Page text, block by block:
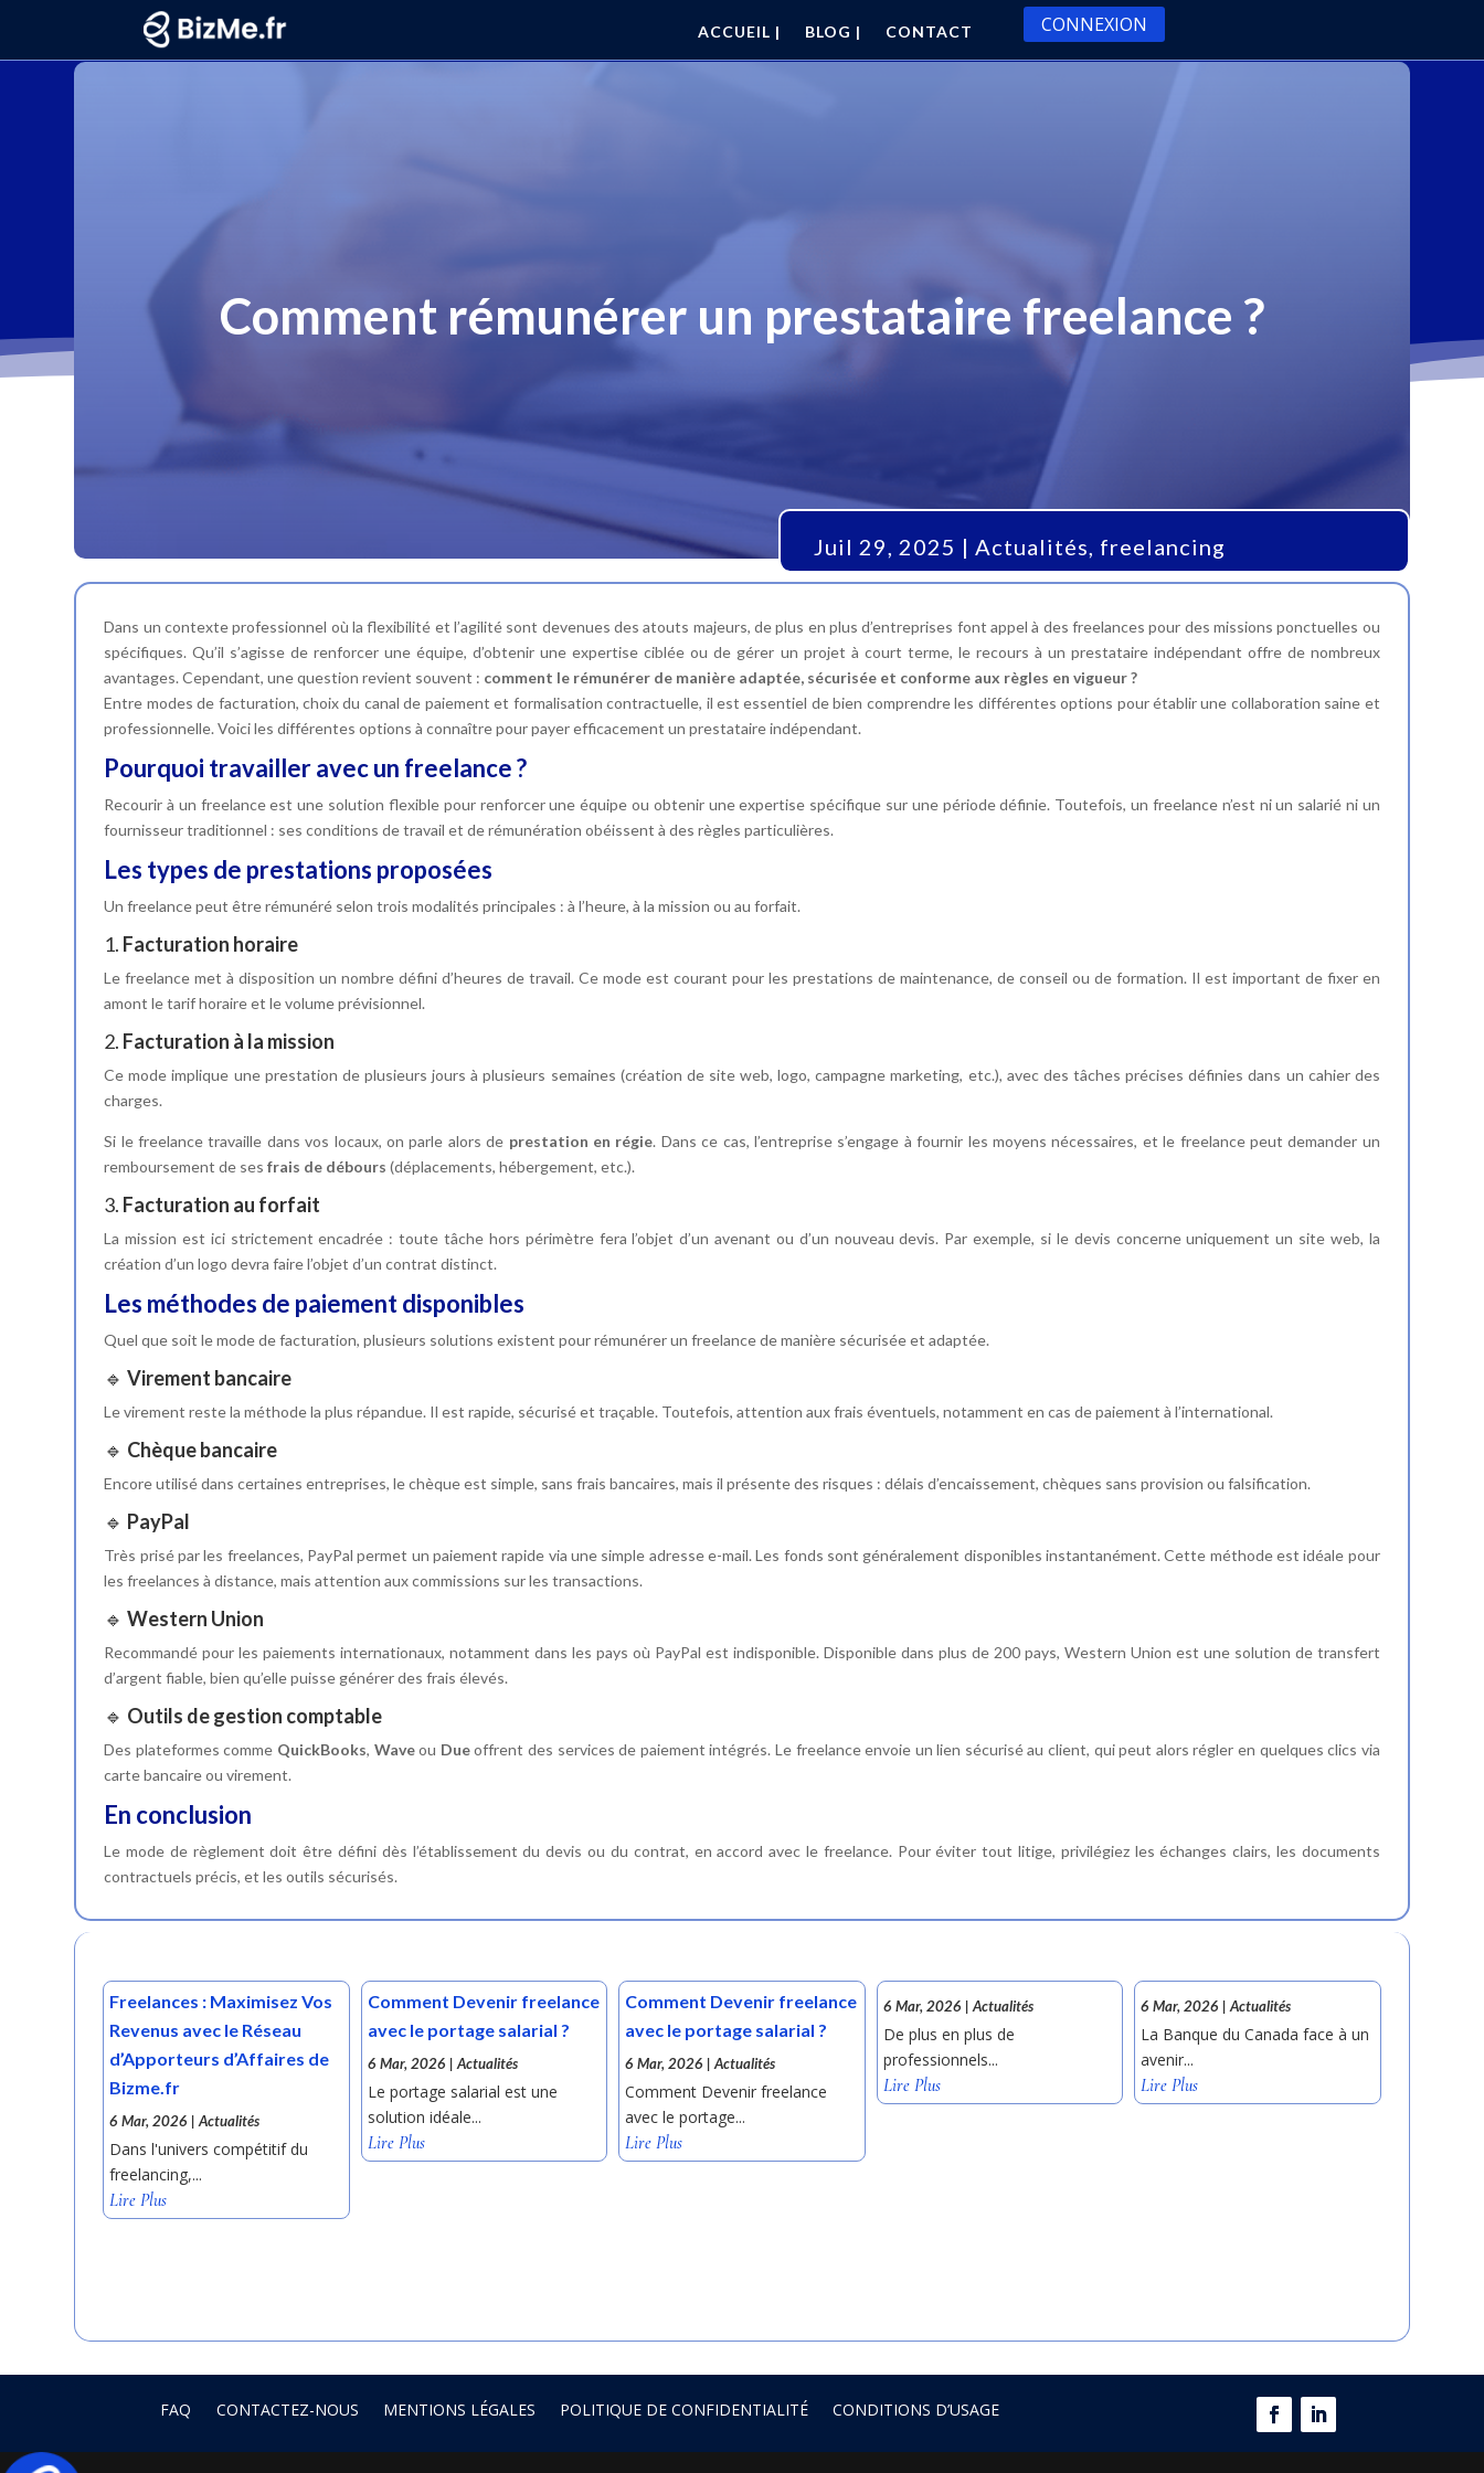
ACCUEIL | BLOG | CONTACT CONNEXION
Comment rémunérer un prestataire freelance ?
Juil 29, 2025 |Actualités, freelancing
Dans un contexte professionnel où la flexibilité et l’agilité sont devenues des atouts majeurs, de plus en plus d’entreprises font appel à des freelances pour des missions ponctuelles ou
spécifiques. Qu’il s’agisse de renforcer une équipe, d’obtenir une expertise ciblée ou de gérer un projet à court terme, le recours à un prestataire indépendant offre de nombreux
avantages. Cependant, une question revient souvent : comment le rémunérer de manière adaptée, sécurisée et conforme aux règles en vigueur ?
Entre modes de facturation, choix du canal de paiement et formalisation contractuelle, il est essentiel de bien comprendre les différentes options pour établir une collaboration saine et
professionnelle. Voici les différentes options à connaître pour payer efficacement un prestataire indépendant.
Pourquoi travailler avec un freelance ?
Recourir à un freelance est une solution flexible pour renforcer une équipe ou obtenir une expertise spécifique sur une période définie. Toutefois, un freelance n’est ni un salarié ni un
fournisseur traditionnel : ses conditions de travail et de rémunération obéissent à des règles particulières.
Les types de prestations proposées
Un freelance peut être rémunéré selon trois modalités principales : à l’heure, à la mission ou au forfait.
1. Facturation horaire
Le freelance met à disposition un nombre défini d’heures de travail. Ce mode est courant pour les prestations de maintenance, de conseil ou de formation. Il est important de fixer en
amont le tarif horaire et le volume prévisionnel.
2. Facturation à la mission
Ce mode implique une prestation de plusieurs jours à plusieurs semaines (création de site web, logo, campagne marketing, etc.), avec des tâches précises définies dans un cahier des
charges.
Si le freelance travaille dans vos locaux, on parle alors de prestation en régie. Dans ce cas, l’entreprise s’engage à fournir les moyens nécessaires, et le freelance peut demander un
remboursement de sesfrais de débours (déplacements, hébergement, etc.).
3. Facturation au forfait
La mission est ici strictement encadrée : toute tâche hors périmètre fera l’objet d’un avenant ou d’un nouveau devis. Par exemple, si le devis concerne uniquement un site web, la
création d’un logo devra faire l’objet d’un contrat distinct.
Les méthodes de paiement disponibles
Quel que soit le mode de facturation, plusieurs solutions existent pour rémunérer un freelance de manière sécurisée et adaptée.
🔹Virement bancaire
Le virement reste la méthode la plus répandue. Il est rapide, sécurisé et traçable. Toutefois, attention aux frais éventuels, notamment en cas de paiement à l’international.
🔹 Chèque bancaire
Encore utilisé dans certaines entreprises, le chèque est simple, sans frais bancaires, mais il présente des risques : délais d’encaissement, chèques sans provision ou falsification.
🔹 PayPal
Très prisé par les freelances, PayPal permet un paiement rapide via une simple adresse e-mail. Les fonds sont généralement disponibles instantanément. Cette méthode est idéale pour
les freelances à distance, mais attention aux commissions sur les transactions.
🔹Western Union
Recommandé pour les paiements internationaux, notamment dans les pays où PayPal est indisponible. Disponible dans plus de 200 pays, Western Union est une solution de transfert
d’argent fiable, bien qu’elle puisse générer des frais élevés.
🔹 Outils de gestion comptable
Des plateformes comme QuickBooks, Waveou Dueoffrent des services de paiement intégrés. Le freelance envoie un lien sécurisé au client, qui peut alors régler en quelques clics via
carte bancaire ou virement.
En conclusion
Le mode de règlement doit être défini dès l’établissement du devis ou du contrat, en accord avec le freelance. Pour éviter tout litige, privilégiez les échanges clairs, les documents
contractuels précis, et les outils sécurisés.
Freelances : Maximisez Vos
Revenus avec le Réseau
d’Apporteurs d’Affaires de
Bizme.fr
6 Mar, 2026 |Actualités
Dans l'univers compétitif du
freelancing,...
Lire Plus
Comment Devenir freelance
avec le portage salarial ?
6 Mar, 2026 | Actualités
Le portage salarial est une
solution idéale...
Lire Plus
Comment Devenir freelance
avec le portage salarial ?
6 Mar, 2026 |Actualités
Comment Devenir freelance
avec le portage...
Lire Plus
6 Mar, 2026 | Actualités
De plus en plus de
professionnels...
Lire Plus
6 Mar, 2026 |Actualités
La Banque du Canada face à un
avenir...
Lire Plus
FAQ CONTACTEZ-NOUS MENTIONS LÉGALES POLITIQUE DE CONFIDENTIALITÉ CONDITIONS D’USAGE